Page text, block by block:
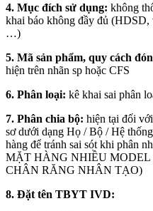
4. Mục đích sử dụng: không
khai báo không đầy đủ (HDSD,
…)
5. Mã sản phẩm, quy cách
hiện trên nhãn sp hoặc CFS
6. Phân loại: kê khai sai phân
7. Phân chia bộ: hiện tại đối
sơ dưới dạng Họ / Bộ / Hệ
hàng để tránh sai sót khi
MẶT HÀNG NHIỀU
CHÂN RĂNG NHÂN TẠO)
8. Đặt tên TBYT IVD: